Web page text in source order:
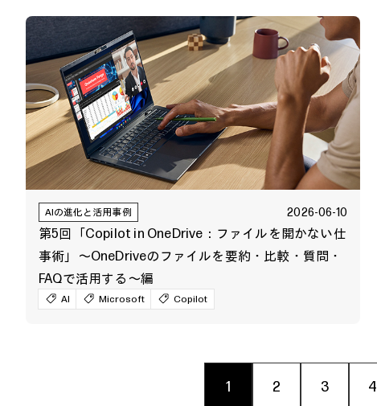
AIの進化と活用事例 2026-06-10
第5回「Copilot in OneDrive：ファイルを開かない仕
事術」～OneDriveのファイルを要約・比較・質問・
FAQで活用する～編
AI Microsoft Copilot
1 2 3 4